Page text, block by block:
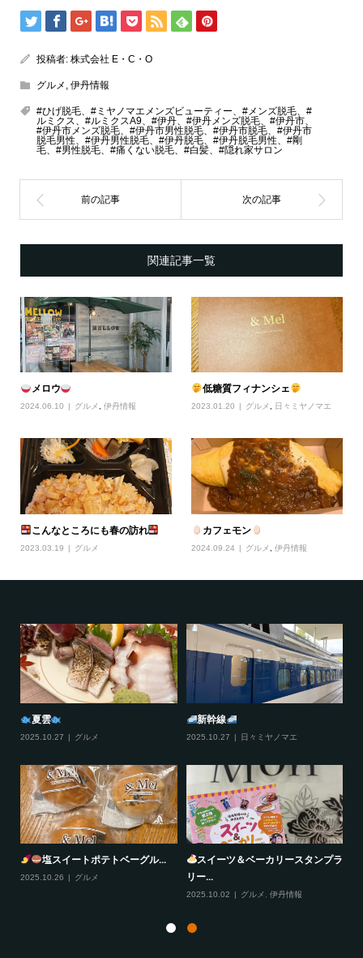
投稿者: 株式会社 E・C・O
グルメ , 伊丹情報
#ひげ脱毛、#ミヤノマエメンズビューティー、#メンズ脱毛、#
ルミクス、#ルミクスA9、#伊丹、#伊丹メンズ脱毛、#伊丹市、
#伊丹市メンズ脱毛、#伊丹市男性脱毛、#伊丹市脱毛、#伊丹市
脱毛男性、#伊丹男性脱毛、#伊丹脱毛、#伊丹脱毛男性、#剛
毛、#男性脱毛、#痛くない脱毛、#白髪、#隠れ家サロン
関連記事一覧
メロウ
2024.06.10 グルメ , 伊丹情報
低糖質フィナンシェ
2023.01.20 グルメ , 日々ミヤノマエ
こんなところにも春の訪れ
2023.03.19 グルメ
カフェモン
2024.09.24 グルメ ,伊丹情報
夏雲
2025.10.27 グルメ
新幹線
2025.10.27 日々ミヤノマエ
塩スイートポテトベーグル...
2025.10.26 グルメ
スイーツ＆ベーカリースタンプラ
リー...
2025.10.02 グルメ 伊丹情報